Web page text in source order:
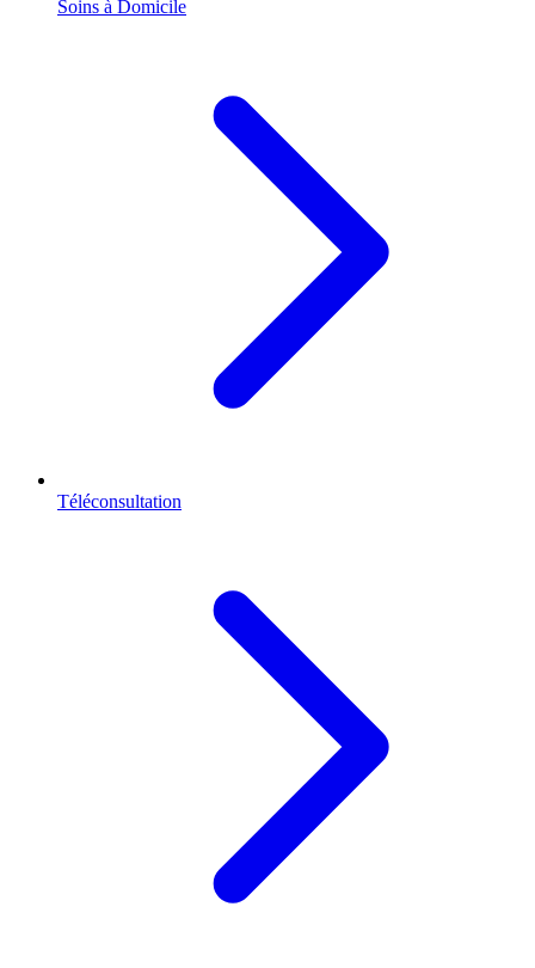
Soins à Domicile
Téléconsultation